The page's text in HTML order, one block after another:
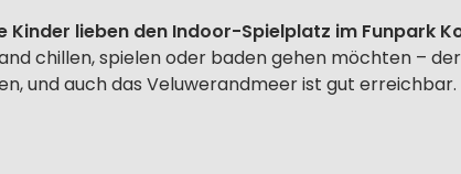
Kinder lieben den Indoor-Spielplatz im Funpark
chillen, spielen oder baden gehen möchten –
und auch das Veluwerandmeer ist gut erreichbar.